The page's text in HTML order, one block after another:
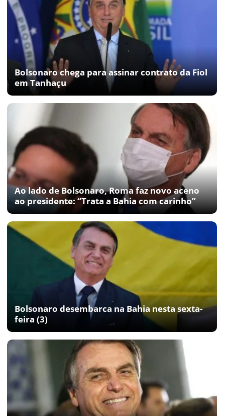
Bolsonaro chega para assinar contrato da Fiol
em Tanhaçu
Ao lado de Bolsonaro, Roma faz novo aceno
ao presidente: “Trata a Bahia com carinho”
Bolsonaro desembarca na Bahia nesta sexta-
feira (3)